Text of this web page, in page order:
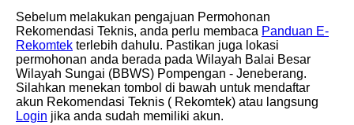
Sebelum melakukan pengajuan Permohonan
Rekomendasi Teknis, anda perlu membaca Panduan E-
Rekomtek terlebih dahulu. Pastikan juga lokasi
permohonan anda berada pada Wilayah Balai Besar
Wilayah Sungai (BBWS) Pompengan - Jeneberang.
Silahkan menekan tombol di bawah untuk mendaftar
akun Rekomendasi Teknis ( Rekomtek) atau langsung
Login jika anda sudah memiliki akun.